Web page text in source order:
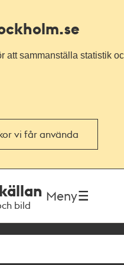
sammanställa statistik
vi får använda
bild
Meny